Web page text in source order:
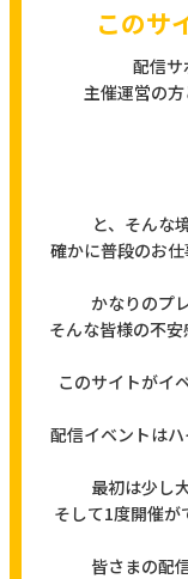
このサ
配信サ
主催運営の
と、そんな
確かに普段のお
かなりのプ
そんな皆様の不
このサイトがイ
配信イベントは
最初は少し
そして1度開催が
皆さまの配